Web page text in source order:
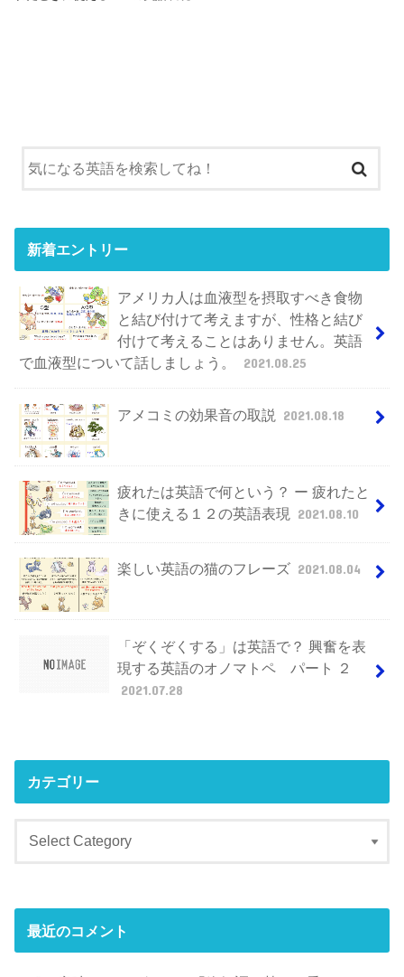
新着エントリー
アメリカ人は血液型を摂取すべき食物
と結び付けて考えますが、性格と結び
付けて考えることはありません。英語
で血液型について話しましょう。
2021.08.25
アメコミの効果音の取説 2021.08.18
疲れたは英語で何という？ ー 疲れたと
きに使える１２の英語表現
2021.08.10
楽しい英語の猫のフレーズ 2021.08.04
「ぞくぞくする」は英語で？ 興奮を表
現する英語のオノマトペ パート ２
2021.07.28
カテゴリー
最近のコメント